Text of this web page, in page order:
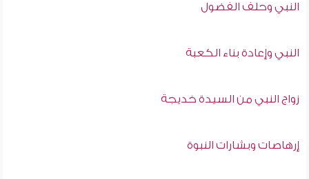
النبي وحلف الفضول
النبي وإعادة بناء الكعبة
زواج النبي من السيدة خديجة
إرهاصات وبشارات النبوة